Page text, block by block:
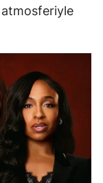
atmosferiyle